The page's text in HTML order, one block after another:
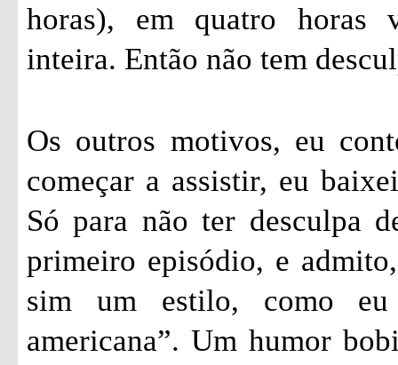
horas), em quatro horas
inteira. Então não tem
Os outros motivos, eu
começar a assistir, eu
Só para não ter desculpa
primeiro episódio, e
sim um estilo, como eu
americana”. Um humor